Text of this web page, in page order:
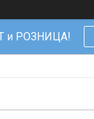
и РОЗНИЦА!